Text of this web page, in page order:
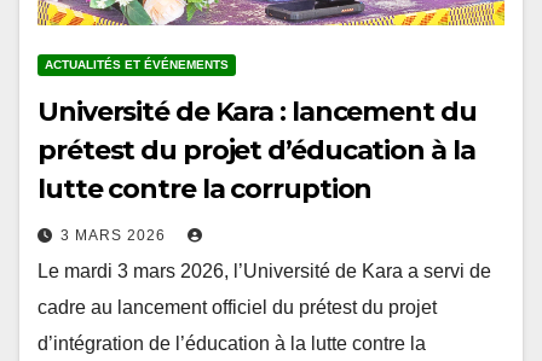
Université de Kara : lancement du
prétest du projet d’éducation à la
lutte contre la corruption
Le mardi 3 mars 2026, l’Université de Kara a servi de
cadre au lancement officiel du prétest du projet
d’intégration de l’éducation à la lutte contre la
corruption dans les…